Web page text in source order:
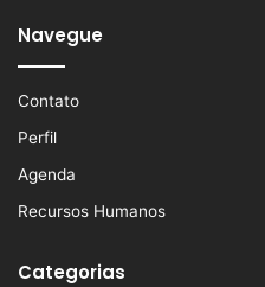
Navegue
Contato
Perfil
Agenda
Recursos Humanos
Categorias